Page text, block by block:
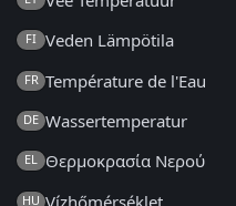
FI Veden Lämpötila
FR Température de l'Eau
DE Wassertemperatur
EL Θερμοκρασία Νερού
HU Vízhőmérséklet